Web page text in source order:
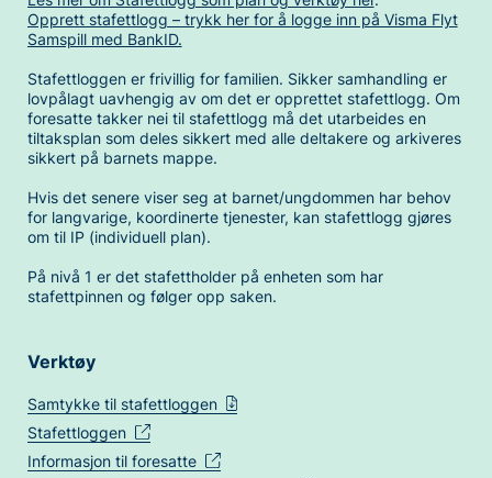
Opprett stafettlogg – trykk her for å logge inn på Visma Flyt
Samspill med BankID.
Stafettloggen er frivillig for familien. Sikker samhandling er
lovpålagt uavhengig av om det er opprettet stafettlogg. Om
foresatte takker nei til stafettlogg må det utarbeides en
tiltaksplan som deles sikkert med alle deltakere og arkiveres
sikkert på barnets mappe.
Hvis det senere viser seg at barnet/ungdommen har behov
for langvarige, koordinerte tjenester, kan stafettlogg gjøres
om til IP (individuell plan).
På nivå 1 er det stafettholder på enheten som har
stafettpinnen og følger opp saken.
Verktøy
Samtykke til stafettloggen
Stafettloggen
Informasjon til foresatte